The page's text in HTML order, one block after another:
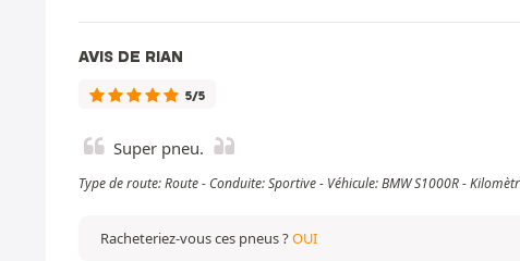
AVIS DE RIAN
5/5
Super pneu.
Type de route: Route - Conduite: Sportive - Véhicule: BMW S1000R -
Racheteriez-vous ces pneus ?OUI